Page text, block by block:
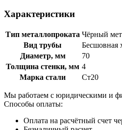
Характеристики
Тип металлопроката Чёрный
Вид трубы
Бесшовная
Диаметр, мм
70
Толщина стенки, мм 4
Марка стали
Ст20
Мы работаем с юридическими и
Способы оплаты:
Оплата на расчётный счет